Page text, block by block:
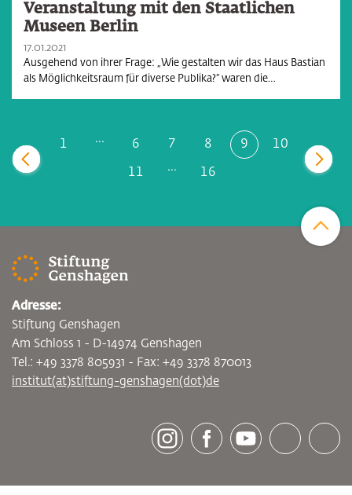
Veranstaltung mit den Staatlichen
Museen Berlin
17.01.2021
Ausgehend von ihrer Frage: „Wie gestalten wir das Haus Bastian
als Möglichkeitsraum für diverse Publika?“ waren die…
zurück
1 ... 6 7 8 9 10
11 ... 16
vor
Zum
[socialLinksTitle]
Adresse:
Stiftung Genshagen
Am Schloss 1 - D-14974 Genshagen
Tel.: +49 3378 805931 - Fax: +49 3378 870013
institut(at)stiftung-genshagen(dot)de